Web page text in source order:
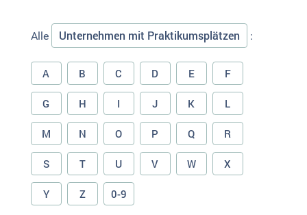
Alle Unternehmen mit Praktikumsplätzen :
A B C D E F
G H I J K L
M N O P Q R
S T U V W X
Y Z 0-9